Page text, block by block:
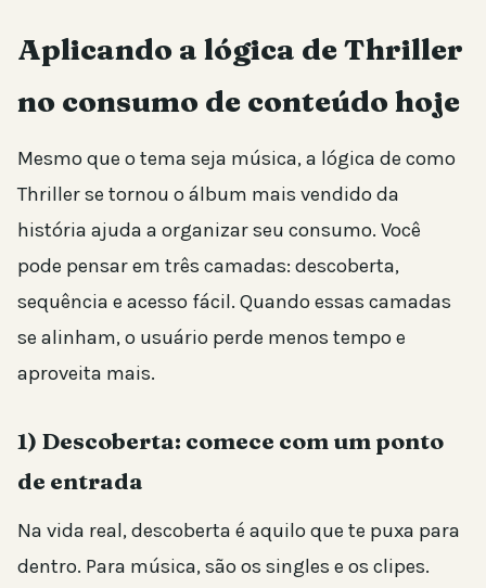
Aplicando a lógica de Thriller
no consumo de conteúdo hoje
Mesmo que o tema seja música, a lógica de como
Thriller se tornou o álbum mais vendido da
história ajuda a organizar seu consumo. Você
pode pensar em três camadas: descoberta,
sequência e acesso fácil. Quando essas camadas
se alinham, o usuário perde menos tempo e
aproveita mais.
1) Descoberta: comece com um ponto
de entrada
Na vida real, descoberta é aquilo que te puxa para
dentro. Para música, são os singles e os clipes.